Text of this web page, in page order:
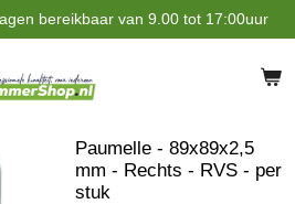
bereikbaar van 9.00 tot 17:00uur
Paumelle - 89x89x2,5
mm - Rechts - RVS - per
stuk